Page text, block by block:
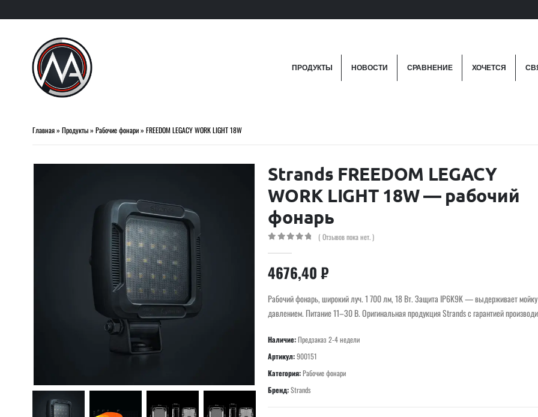
ПРОДУКТЫ НОВОСТИ СРАВНЕНИЕ ХОЧЕТСЯ
Главная» Продукты» Рабочие фонари» FREEDOM LEGACY WORK LIGHT 18W
Strands FREEDOM LEGACY
WORK LIGHT 18W — рабочий
фонарь
( Отзывов пока нет. )
4676,40₽
Рабочий фонарь, широкий луч. 1 700 лм, 18 Вт. Защита IP6K9K — выдерживает
давлением. Питание 11–30 В. Оригинальная продукция Strands с гарантией
Наличие:Предзаказ 2-4 недели
Артикул:900151
Категория:Рабочие фонари
Бренд:Strands